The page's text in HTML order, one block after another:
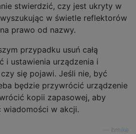
stwierdzić, czy jest ukryty w
w świetle reflektorów
prawo od nazwy.
przypadku usuń całą
i ustawienia urządzenia i
się pojawi. Jeśli nie, być
będzie przywrócić urządzenie
kopii zapasowej, aby
wiadomości w akcji.
bmike